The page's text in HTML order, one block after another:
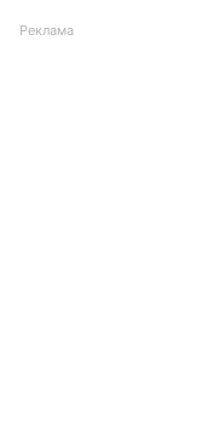
Реклама